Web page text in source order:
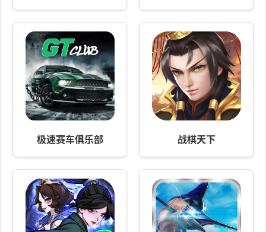
极速赛车俱乐部 战棋天下